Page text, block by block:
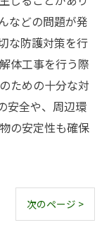
などの問題が発
な防護対策を行
体工事を行う際
ための十分な対
安全や、周辺環
の安定性も確保
次のページ >